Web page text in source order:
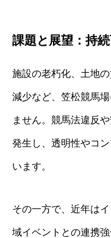
課題と展望：持
施設の老朽化、土地
減少など、笠松競馬
ません。競馬法違反
発生し、透明性やコ
います。
その一方で、近年は
域イベントとの連携